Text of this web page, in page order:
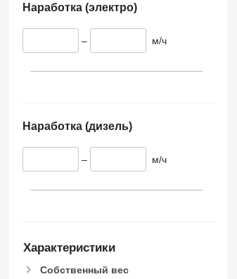
SUPRA 850
SUPRA 850 MT
SUPRA 850 Silent
SUPRA 1050 MT
SUPRA 1150
SUPRA 1150 MT
XARIOS 500
T 1000R
T 1000R Spectrum
T 1200R
V 600 MAX
Наработка (электро)
– м/ч
Наработка (дизель)
– м/ч
Характеристики
Собственный вес